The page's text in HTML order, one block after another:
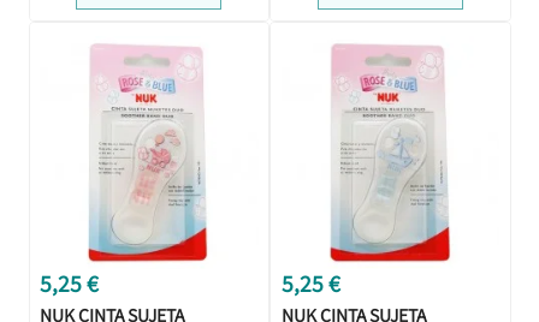
5,25 €
NUK CINTA SUJETA
5,25 €
NUK CINTA SUJETA